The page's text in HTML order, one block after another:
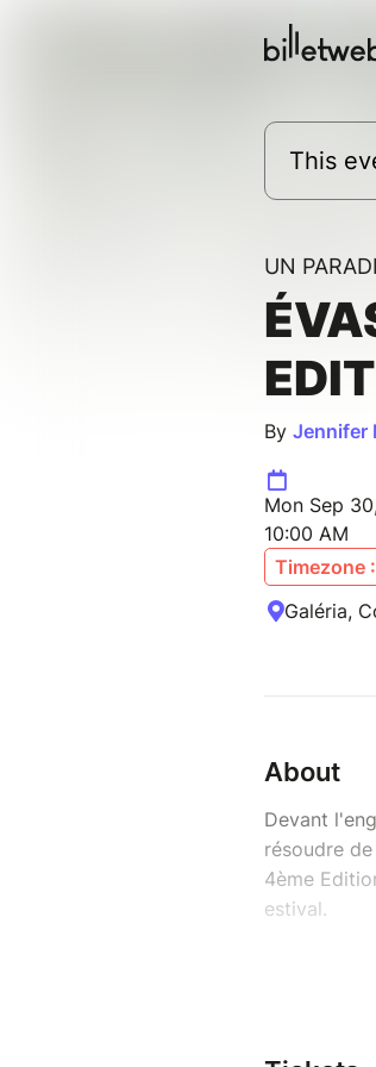
This
UN
By Jennifer
Mon Sep
10:00 AM
Timezone
Galéria,
About
Devant
résoudre
4ème
estival.
tout